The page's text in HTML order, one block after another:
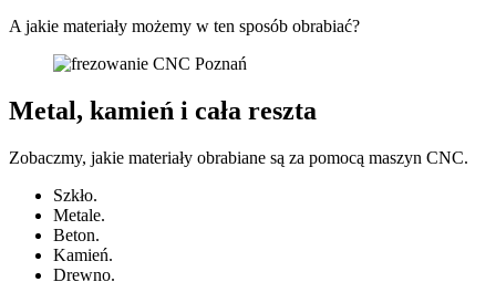
A jakie materiały możemy w ten sposób obrabiać?
Metal, kamień i cała reszta
Zobaczmy, jakie materiały obrabiane są za pomocą maszyn CNC.
Szkło.
Metale.
Beton.
Kamień.
Drewno.